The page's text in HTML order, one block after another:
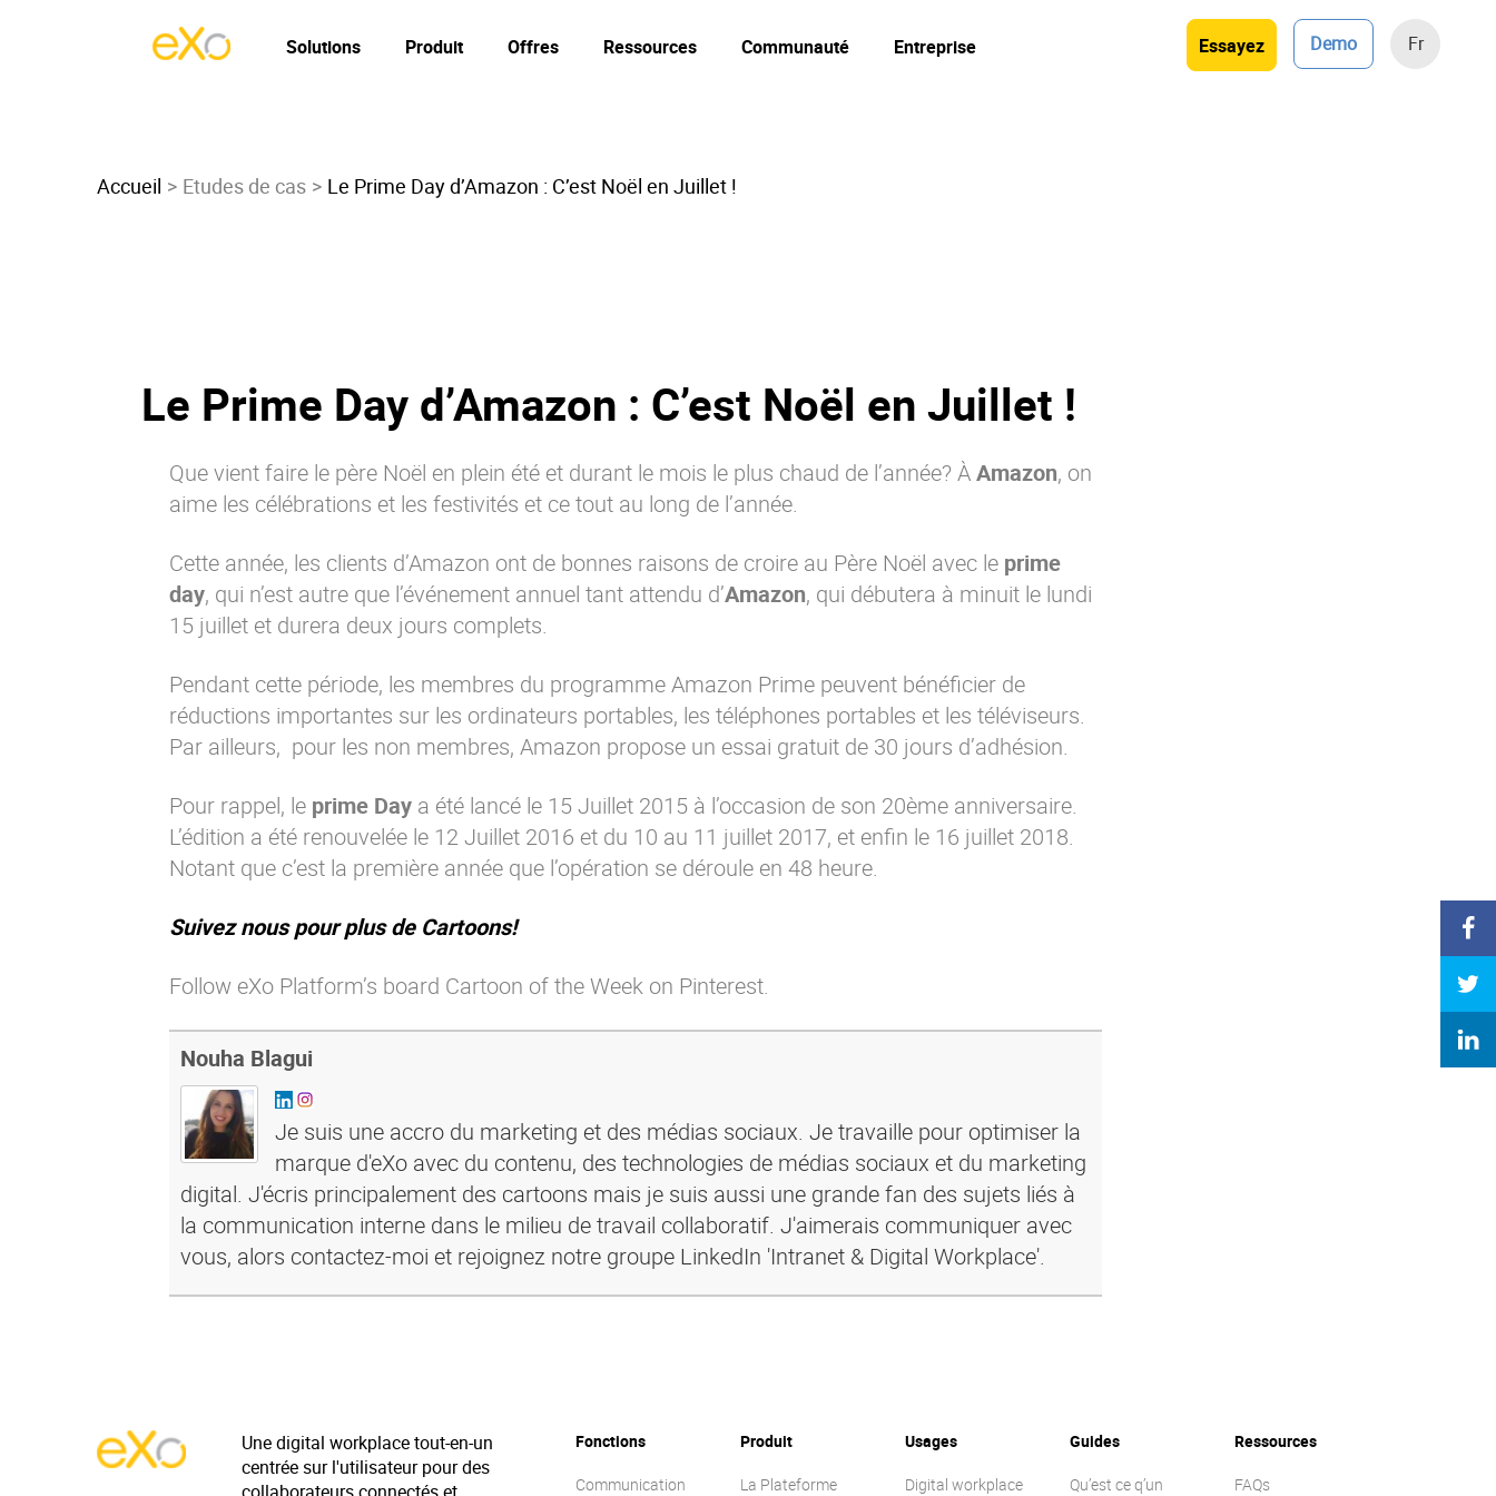
Essayez Demo Fr
Solutions Produit Offres Ressources Communauté Entreprise
Accueil Etudes de cas Le Prime Day d’Amazon : C’est Noël en Juillet !
Le Prime Day d’Amazon : C’est Noël en Juillet !
Que vient faire le père Noël en plein été et durant le mois le plus chaud de l’année? ÀAmazon, on
aime les célébrations et les festivités et ce tout au long de l’année.
Cette année, les clients d’Amazon ont de bonnes raisons de croire au Père Noël avec le prime
day, qui n’est autre que l’événement annuel tant attendu d’Amazon, qui débutera à minuit le lundi
15 juillet et durera deux jours complets.
Pendant cette période, les membres du programme Amazon Prime peuvent bénéficier de
réductions importantes sur les ordinateurs portables, les téléphones portables et les téléviseurs.
Par ailleurs, pour les non membres, Amazon propose un essai gratuit de 30 jours d’adhésion.
Pour rappel, le prime Day a été lancé le 15 Juillet 2015 à l’occasion de son 20ème anniversaire.
L’édition a été renouvelée le 12 Juillet 2016 et du 10 au 11 juillet 2017, et enfin le 16 juillet 2018.
Notant que c’est la première année que l’opération se déroule en 48 heure.
Suivez nous pour plus de Cartoons!
Follow eXo Platform’s board Cartoon of the Week on Pinterest.
Nouha Blagui
Je suis une accro du marketing et des médias sociaux. Je travaille pour optimiser la
marque d'eXo avec du contenu, des technologies de médias sociaux et du marketing
digital. J'écris principalement des cartoons mais je suis aussi une grande fan des sujets liés à
la communication interne dans le milieu de travail collaboratif. J'aimerais communiquer avec
vous, alors contactez-moi et rejoignez notre groupe LinkedIn 'Intranet & Digital Workplace'.
Une digital workplace tout-en-un
centrée sur l'utilisateur pour des
Fonctions
Communication
Produit
La Plateforme
Usages
Digital workplace
Guides
Qu’est ce q’un
Ressources
FAQs